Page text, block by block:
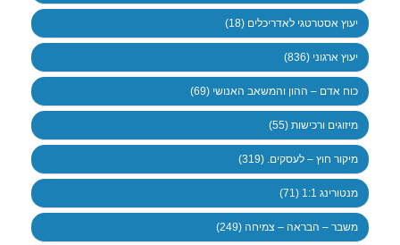
יעוץ אסטרטגי לאדריכלים (18)
יעוץ ארגוני (836)
כוח אדם – ההון והמשאב האנושי (69)
מיזוגים ורכישות (55)
מיקור חוץ – לעסקים. (319)
מנטורינג 1:1 (71)
משבר – הבראה – צמיחה (249)